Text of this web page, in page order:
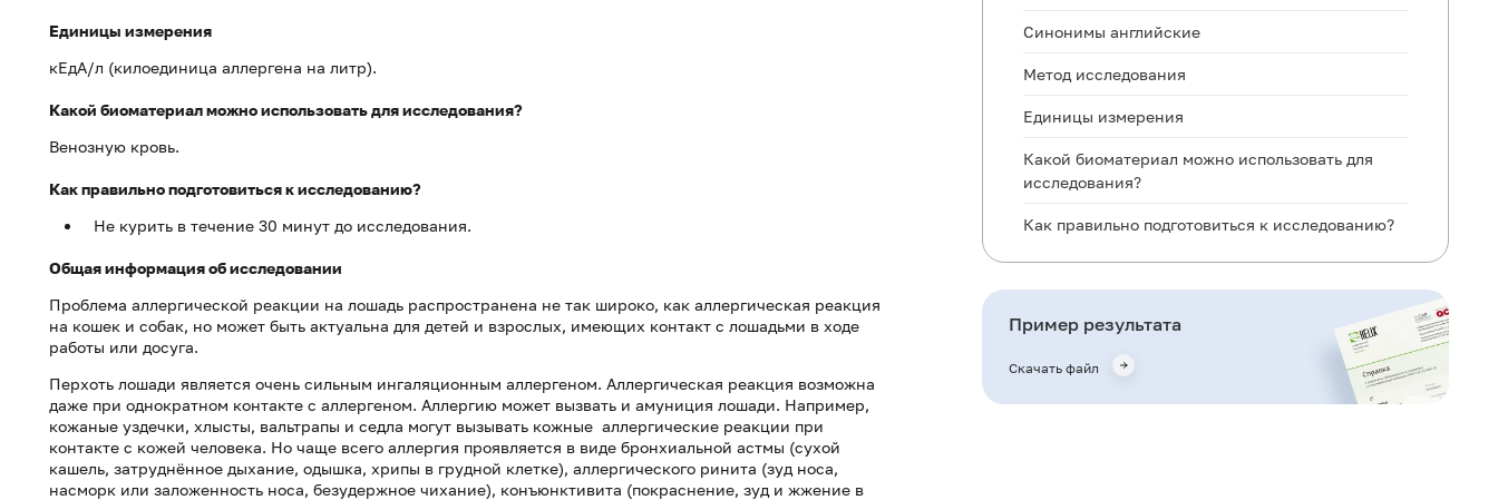
Единицы измерения
кЕдА/л (килоединица аллергена на литр).
Какой биоматериал можно использовать для исследования?
Венозную кровь.
Как правильно подготовиться к исследованию?
Не курить в течение 30 минут до исследования.
Общая информация об исследовании
Проблема аллергической реакции на лошадь распространена не так широко, как аллергическая реакция
на кошек и собак, но может быть актуальна для детей и взрослых, имеющих контакт с лошадьми в ходе
работы или досуга.
Перхоть лошади является очень сильным ингаляционным аллергеном. Аллергическая реакция возможна
даже при однократном контакте с аллергеном. Аллергию может вызвать и амуниция лошади. Например,
кожаные уздечки, хлысты, вальтрапы и седла могут вызывать кожные аллергические реакции при
контакте с кожей человека. Но чаще всего аллергия проявляется в виде бронхиальной астмы (сухой
кашель, затруднённое дыхание, одышка, хрипы в грудной клетке), аллергического ринита (зуд носа,
насморк или заложенность носа, безудержное чихание), конъюнктивита (покраснение, зуд и жжение в
Синонимы английские
Метод исследования
Единицы измерения
Какой биоматериал можно использовать для
исследования?
Как правильно подготовиться к исследованию?
Общая информация об исследовании
Пример результата
Скачать файл